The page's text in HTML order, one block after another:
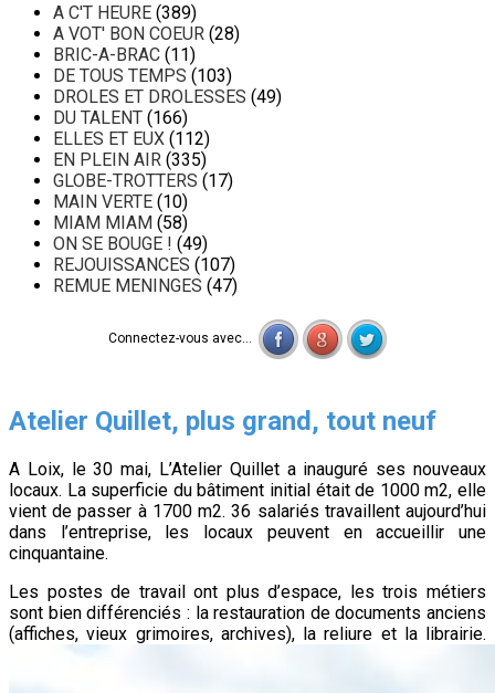
A C'T HEURE (389)
A VOT' BON COEUR (28)
BRIC-A-BRAC (11)
DE TOUS TEMPS (103)
DROLES ET DROLESSES (49)
DU TALENT (166)
ELLES ET EUX (112)
EN PLEIN AIR (335)
GLOBE-TROTTERS (17)
MAIN VERTE (10)
MIAM MIAM (58)
ON SE BOUGE ! (49)
REJOUISSANCES (107)
REMUE MENINGES (47)
Connectez-vous avec...
Atelier Quillet, plus grand, tout neuf
A Loix, le 30 mai, L’Atelier Quillet a inauguré ses nouveaux
locaux. La superficie du bâtiment initial était de 1000 m2, elle
vient de passer à 1700 m2. 36 salariés travaillent aujourd’hui
dans l’entreprise, les locaux peuvent en accueillir une
cinquantaine.
Les postes de travail ont plus d’espace, les trois métiers
sont bien différenciés : la restauration de documents anciens
(affiches, vieux grimoires, archives), la reliure et la librairie.